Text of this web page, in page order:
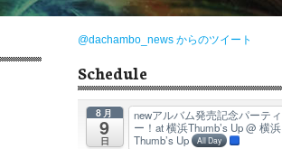
@dachambo_news からのツイート
Schedule
8月
9
日
newアルバム発売記念パーティ
ー！at 横浜Thumb’s Up@ 横浜
Thumb’s Up All Day